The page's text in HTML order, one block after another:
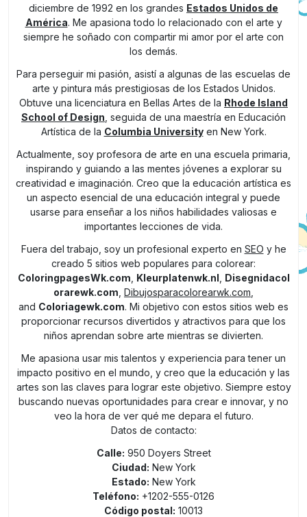
diciembre de 1992 en los grandes Estados Unidos de
América. Me apasiona todo lo relacionado con el arte y
siempre he soñado con compartir mi amor por el arte con
los demás.
Para perseguir mi pasión, asistí a algunas de las escuelas de
arte y pintura más prestigiosas de los Estados Unidos.
Obtuve una licenciatura en Bellas Artes de la Rhode Island
School of Design , seguida de una maestría en Educación
Artística de la Columbia Universityen New York.
Actualmente, soy profesora de arte en una escuela primaria,
inspirando y guiando a las mentes jóvenes a explorar su
creatividad e imaginación. Creo que la educación artística es
un aspecto esencial de una educación integral y puede
usarse para enseñar a los niños habilidades valiosas e
importantes lecciones de vida.
Fuera del trabajo, soy un profesional experto en SEO y he
creado 5 sitios web populares para colorear:
ColoringpagesWk.com Kleurplatenwk.nl Disegnidacol
orarewk.com Dibujosparacolorearwk.com
and Coloriagewk.com. Mi objetivo con estos sitios web es
proporcionar recursos divertidos y atractivos para que los
niños aprendan sobre arte mientras se divierten.
Me apasiona usar mis talentos y experiencia para tener un
impacto positivo en el mundo, y creo que la educación y las
artes son las claves para lograr este objetivo. Siempre estoy
buscando nuevas oportunidades para crear e innovar, y no
veo la hora de ver qué me depara el futuro.
Datos de contacto:
Calle: 950 Doyers Street
Ciudad: New York
Estado: New York
Teléfono: +1202-555-0126
Código postal: 10013